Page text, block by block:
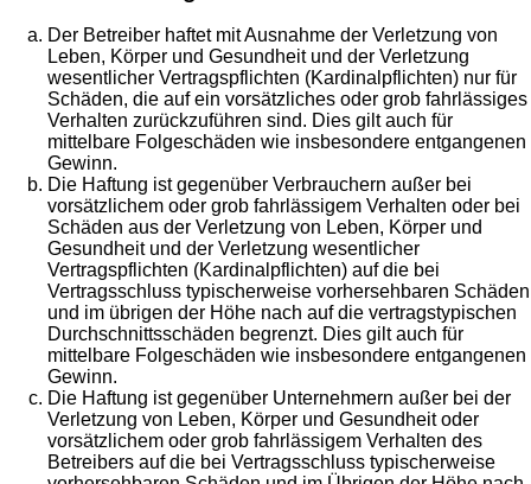
Der Betreiber haftet mit Ausnahme der Verletzung von
Leben, Körper und Gesundheit und der Verletzung
wesentlicher Vertragspflichten (Kardinalpflichten) nur für
Schäden, die auf ein vorsätzliches oder grob fahrlässiges
Verhalten zurückzuführen sind. Dies gilt auch für
mittelbare Folgeschäden wie insbesondere entgangenen
Gewinn.
Die Haftung ist gegenüber Verbrauchern außer bei
vorsätzlichem oder grob fahrlässigem Verhalten oder bei
Schäden aus der Verletzung von Leben, Körper und
Gesundheit und der Verletzung wesentlicher
Vertragspflichten (Kardinalpflichten) auf die bei
Vertragsschluss typischerweise vorhersehbaren Schäden
und im übrigen der Höhe nach auf die vertragstypischen
Durchschnittsschäden begrenzt. Dies gilt auch für
mittelbare Folgeschäden wie insbesondere entgangenen
Gewinn.
Die Haftung ist gegenüber Unternehmern außer bei der
Verletzung von Leben, Körper und Gesundheit oder
vorsätzlichem oder grob fahrlässigem Verhalten des
Betreibers auf die bei Vertragsschluss typischerweise